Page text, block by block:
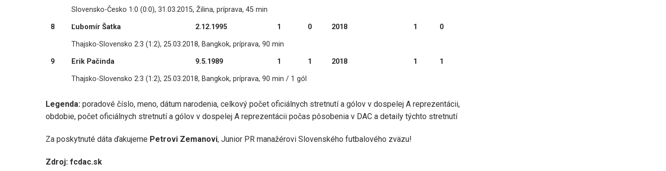
Slovensko-Česko 1:0 (0:0), 31.03.2015, Žilina, príprava, 45 min
8 Ľubomír Šatka 2.12.1995 1 0 2018 1 0
Thajsko-Slovensko 2:3 (1:2), 25.03.2018, Bangkok, príprava, 90 min
9 Erik Pačinda 9.5.1989 1 1 2018 1 1
Thajsko-Slovensko 2:3 (1:2), 25.03.2018, Bangkok, príprava, 90 min / 1 gól
Legenda: poradové číslo, meno, dátum narodenia, celkový počet oficiálnych stretnutí a gólov v dospelej A reprezentácii,
obdobie, počet oficiálnych stretnutí a gólov v dospelej A reprezentácii počas pôsobenia v DAC a detaily týchto stretnutí
Za poskytnuté dáta ďakujeme Petrovi Zemanovi, Junior PR manažérovi Slovenského futbalového zväzu!
Zdroj: fcdac.sk